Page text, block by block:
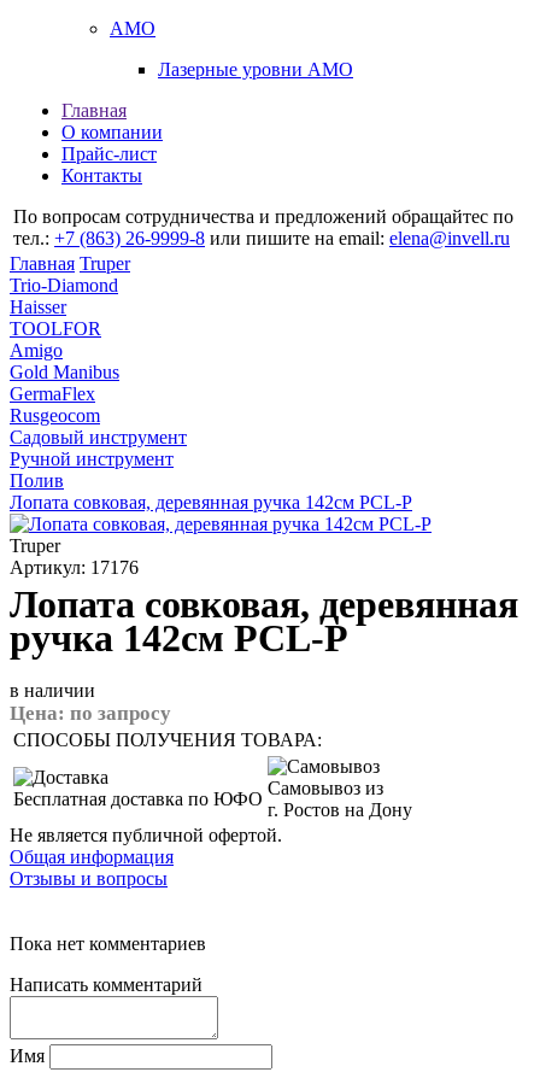
AMO
Лазерные уровни AMO
Главная
О компании
Прайс-лист
Контакты
По вопросам сотрудничества и предложений обращайтес по
тел.: +7 (863) 26‐9999‐8 или пишите на email: elena@invell.ru
Главная Truper
Trio-Diamond
Haisser
TOOLFOR
Amigo
Gold Manibus
GermaFlex
Rusgeocom
Садовый инструмент
Ручной инструмент
Полив
Лопата совковая, деревянная ручка 142см PCL-P
Truper
Артикул: 17176
Лопата совковая, деревянная
ручка 142см PCL-P
в наличии
Цена: по запросу
СПОСОБЫ ПОЛУЧЕНИЯ ТОВАРА:
Бесплатная доставка по ЮФО
Самовывоз из
г. Ростов на Дону
Не является публичной офертой.
Общая информация
Отзывы и вопросы
Пока нет комментариев
Написать комментарий
Имя